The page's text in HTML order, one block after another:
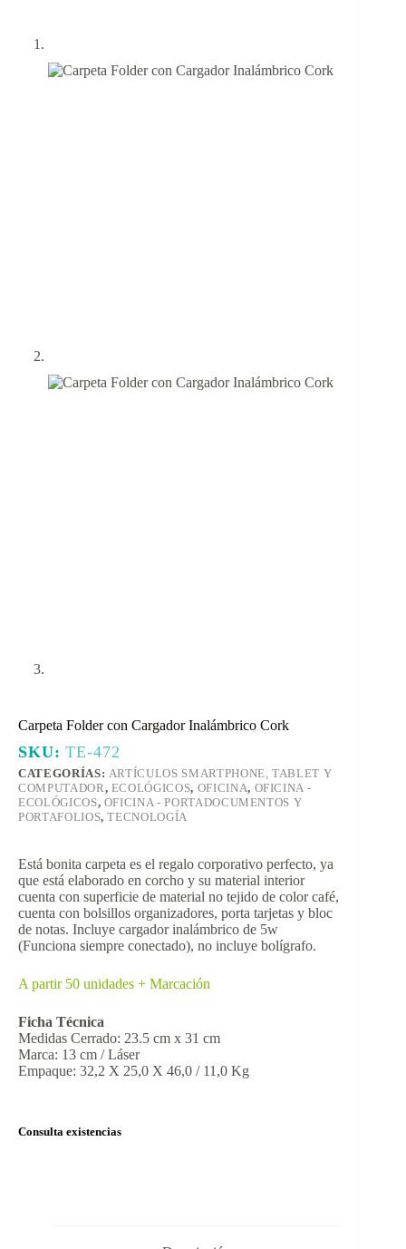
Carpeta Folder con Cargador Inalámbrico Cork
SKU:TE-472
CATEGORÍAS: ARTÍCULOS SMARTPHONE, TABLET Y
COMPUTADOR , ECOLÓGICOS, OFICINA, OFICINA -
ECOLÓGICOS, OFICINA - PORTADOCUMENTOS Y
PORTAFOLIOS,TECNOLOGÍA
Está bonita carpeta es el regalo corporativo perfecto, ya
que está elaborado en corcho y su material interior
cuenta con superficie de material no tejido de color café,
cuenta con bolsillos organizadores, porta tarjetas y bloc
de notas. Incluye cargador inalámbrico de 5w
(Funciona siempre conectado), no incluye bolígrafo.
A partir 50 unidades + Marcación
Ficha Técnica
Medidas Cerrado: 23.5 cm x 31 cm
Marca: 13 cm / Láser
Empaque: 32,2 X 25,0 X 46,0 / 11,0 Kg
Consulta existencias